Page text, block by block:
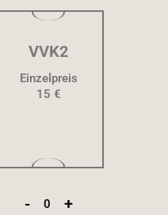
VVK2
Einzelpreis
15 €
- 0 +